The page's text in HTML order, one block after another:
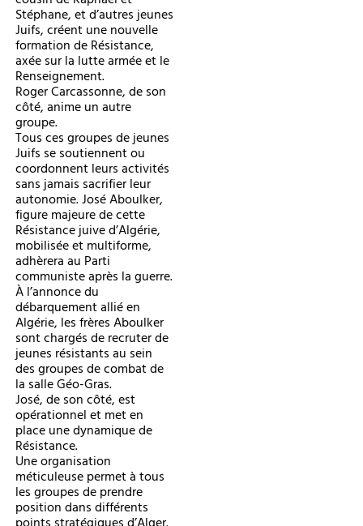
Stéphane, et d’autres jeunes
Juifs, créent une nouvelle
formation de Résistance,
axée sur la lutte armée et le
Renseignement.
Roger Carcassonne, de son
côté, anime un autre
groupe.
Tous ces groupes de jeunes
Juifs se soutiennent ou
coordonnent leurs activités
sans jamais sacrifier leur
autonomie. José Aboulker,
figure majeure de cette
Résistance juive d’Algérie,
mobilisée et multiforme,
adhèrera au Parti
communiste après la guerre.
À l’annonce du
débarquement allié en
Algérie, les frères Aboulker
sont chargés de recruter de
jeunes résistants au sein
des groupes de combat de
la salle Géo-Gras.
José, de son côté, est
opérationnel et met en
place une dynamique de
Résistance.
Une organisation
méticuleuse permet à tous
les groupes de prendre
position dans différents